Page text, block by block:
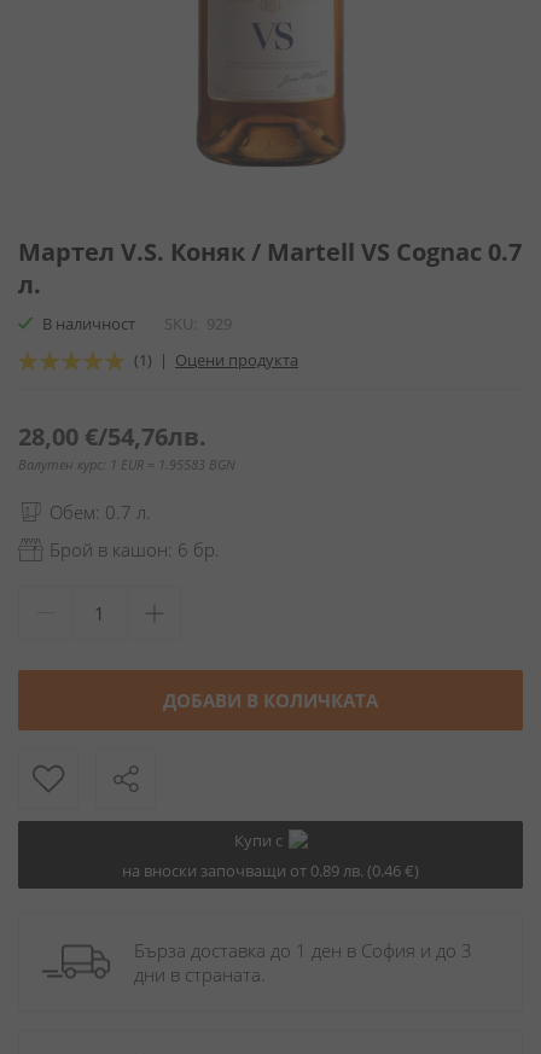
към
началото
на
галерия
снимки
Мартел V.S. Коняк / Martell VS Cognac 0.7
л.
В наличност SKU
929
Оценка:
(1) | Оцени продукта
28,00 €/54,76лв.
Валутен курс: 1 EUR = 1.95583 BGN
Обем: 0.7 л.
Брой в кашон: 6 бр.
ДОБАВИ В КОЛИЧКАТА
Купи с
на вноски започващи от 0.89 лв. (0.46 €)
Бърза доставка до 1 ден в София и до 3
дни в страната.